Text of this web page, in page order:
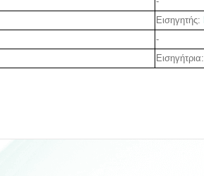
Εισηγητής:
-
Εισηγήτρια: